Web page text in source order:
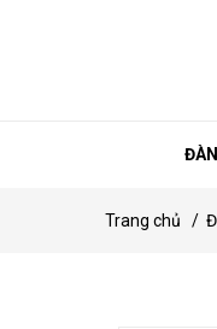
Trang chủ /